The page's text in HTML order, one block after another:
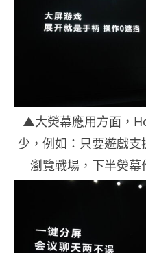
▲大熒幕應用方面，
少，例如：只要遊戲
瀏覽戰場，下半熒幕